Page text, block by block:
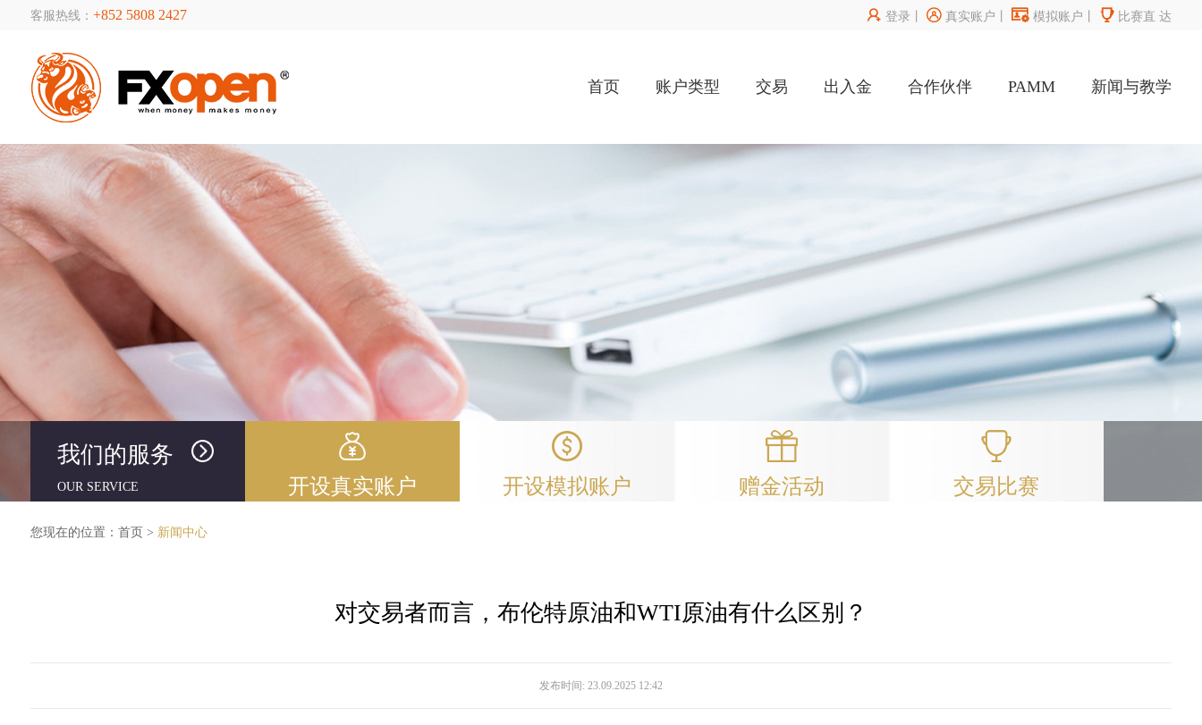
客服热线： +852 5808 2427  登录 丨 真实账户  模拟账户  比赛直 达
首页 账户类型 交易 出入金 合作伙伴 PAMM 新闻与教学
我们的服务
OUR SERVICE 开设真实账户 开设模拟账户 赠金活动 交易比赛
您现在的位置： 首页 > 新闻中心
对交易者而言，布伦特原油和WTI原油有什么区别？
发布时间: 23.09.2025 12:42